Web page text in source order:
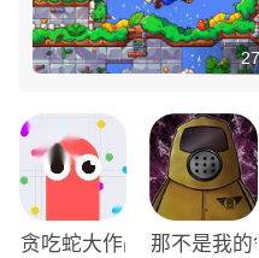
贪吃蛇大作战免费版
那不是我